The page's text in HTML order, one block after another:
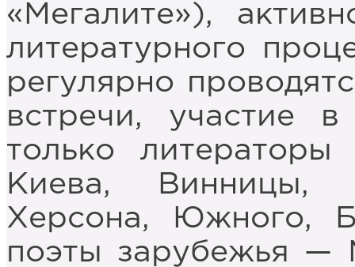
«Мегалите»),
литературного
регулярно
встречи, участие
только
Киева, Винницы,
Херсона, Южного,
поэты зарубежья —